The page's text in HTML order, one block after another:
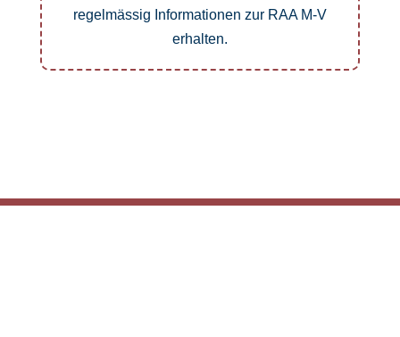
regelmässig Informationen zur RAA M-V
erhalten.